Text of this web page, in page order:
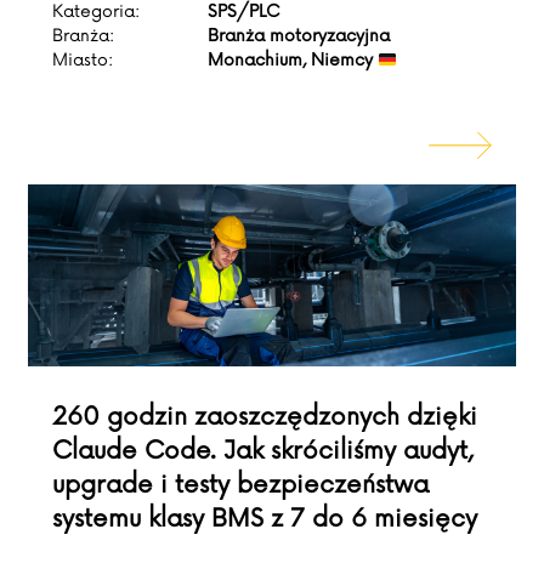
Kategoria:
SPS/PLC
Branża:
Branża motoryzacyjna
Miasto:
Monachium, Niemcy
260 godzin zaoszczędzonych dzięki
Claude Code. Jak skróciliśmy audyt,
upgrade i testy bezpieczeństwa
systemu klasy BMS z 7 do 6 miesięcy